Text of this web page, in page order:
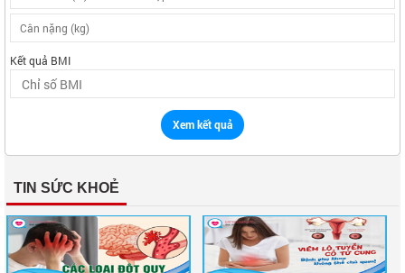
Kết quả BMI
Xem kết quả
TIN SỨC KHOẺ